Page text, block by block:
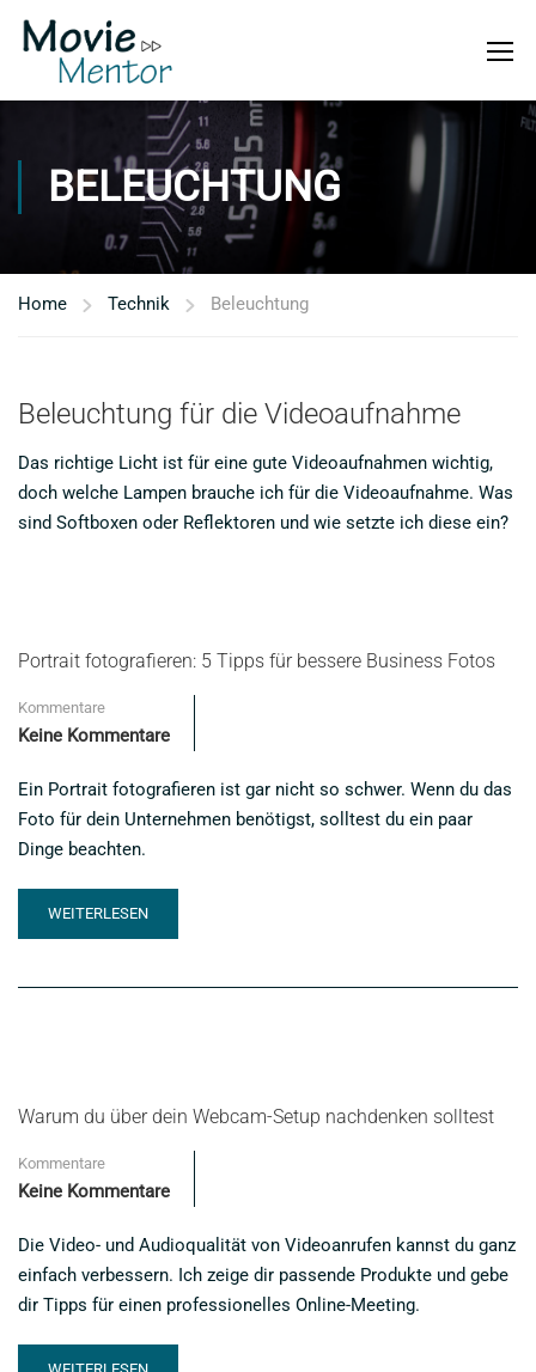
BELEUCHTUNG
Home Technik Beleuchtung
Beleuchtung für die Videoaufnahme
Das richtige Licht ist für eine gute Videoaufnahmen wichtig,
doch welche Lampen brauche ich für die Videoaufnahme. Was
sind Softboxen oder Reflektoren und wie setzte ich diese ein?
Portrait fotografieren: 5 Tipps für bessere Business Fotos
Kommentare
Keine Kommentare
Ein Portrait fotografieren ist gar nicht so schwer. Wenn du das
Foto für dein Unternehmen benötigst, solltest du ein paar
Dinge beachten.
READ
MORE
PORTRAIT
BUSINESS
WEITERLESEN
Warum du über dein Webcam-Setup nachdenken solltest
Kommentare
Keine Kommentare
Die Video- und Audioqualität von Videoanrufen kannst du ganz
einfach verbessern. Ich zeige dir passende Produkte und gebe
dir Tipps für einen professionelles Online-Meeting.
READ